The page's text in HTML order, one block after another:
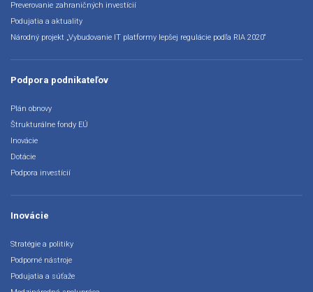
Preverovanie zahraničných investícií
Podujatia a aktuality
Národný projekt „Vybudovanie IT platformy lepšej regulácie podľa RIA 2020“
Podpora podnikateľov
Plán obnovy
Štrukturálne fondy EÚ
Inovácie
Dotácie
Podpora investícií
Inovácie
Stratégie a politiky
Podporné nástroje
Podujatia a súťaže